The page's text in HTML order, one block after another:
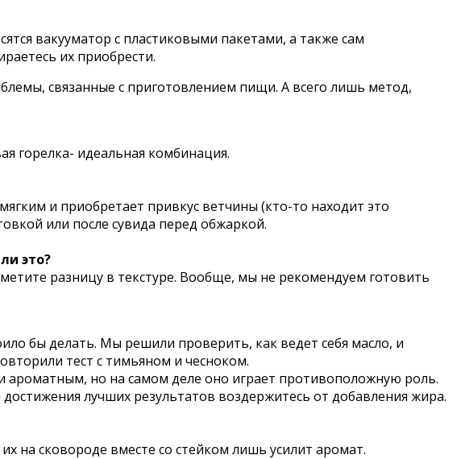
вакууматор с пластиковыми пакетами, а также сам
их приобрести.
связанные с приготовлением пищи. А всего лишь метод,
горелка- идеальная комбинация.
и приобретает привкус ветчины (кто-то находит это
или после сувида перед обжаркой.
это?
разницу в текстуре. Вообще, мы не рекомендуем готовить
бы делать. Мы решили проверить, как ведет себя масло, и
тест с тимьяном и чесноком.
ароматным, но на самом деле оно играет противоположную роль.
лучших результатов воздержитесь от добавления жира.
сковороде вместе со стейком лишь усилит аромат.